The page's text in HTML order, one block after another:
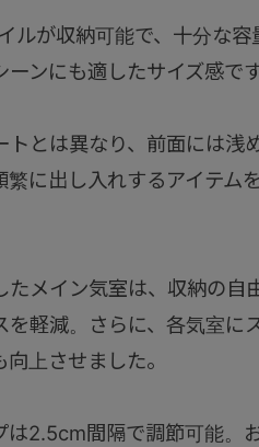
ルが収納可能で、十分な
ーンにも適したサイズ感で
トとは異なり、前面には浅
繁に出し入れするアイテム
たメイン気室は、収納の自
を軽減。さらに、各気室に
上させました。
は2.5cm間隔で調節可能。